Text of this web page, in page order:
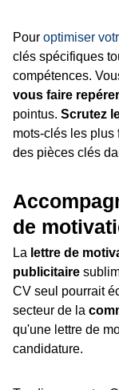
Pour optimiser
clés spécifiques
compétences.
vous faire
pointus. Scrutez
mots-clés les plus
des pièces clés
de
La lettre de
publicitaire
CV seul pourrait
secteur de la
qu'une lettre de
candidature.